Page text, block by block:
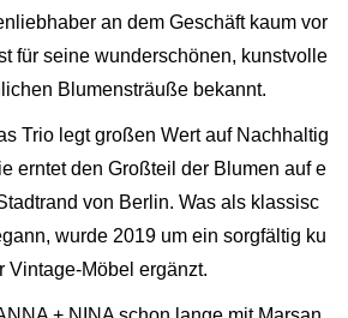
an dem Geschäft kaum vor
für seine wunderschönen, kunstvolle
Blumensträuße bekannt.
Trio legt großen Wert auf Nachhaltig
erntet den Großteil der Blumen auf e
von Berlin. Was als klassisc
wurde 2019 um ein sorgfältig ku
Vintage-Möbel ergänzt.